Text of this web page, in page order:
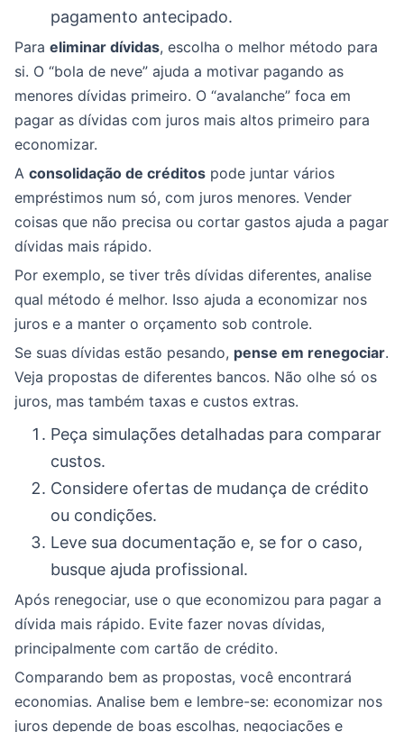
pagamento antecipado.
Para eliminar dívidas, escolha o melhor método para
si. O “bola de neve” ajuda a motivar pagando as
menores dívidas primeiro. O “avalanche” foca em
pagar as dívidas com juros mais altos primeiro para
economizar.
A consolidação de créditos pode juntar vários
empréstimos num só, com juros menores. Vender
coisas que não precisa ou cortar gastos ajuda a pagar
dívidas mais rápido.
Por exemplo, se tiver três dívidas diferentes, analise
qual método é melhor. Isso ajuda a economizar nos
juros e a manter o orçamento sob controle.
Se suas dívidas estão pesando, pense em renegociar.
Veja propostas de diferentes bancos. Não olhe só os
juros, mas também taxas e custos extras.
Peça simulações detalhadas para comparar
custos.
Considere ofertas de mudança de crédito
ou condições.
Leve sua documentação e, se for o caso,
busque ajuda profissional.
Após renegociar, use o que economizou para pagar a
dívida mais rápido. Evite fazer novas dívidas,
principalmente com cartão de crédito.
Comparando bem as propostas, você encontrará
economias. Analise bem e lembre-se: economizar nos
juros depende de boas escolhas, negociações e